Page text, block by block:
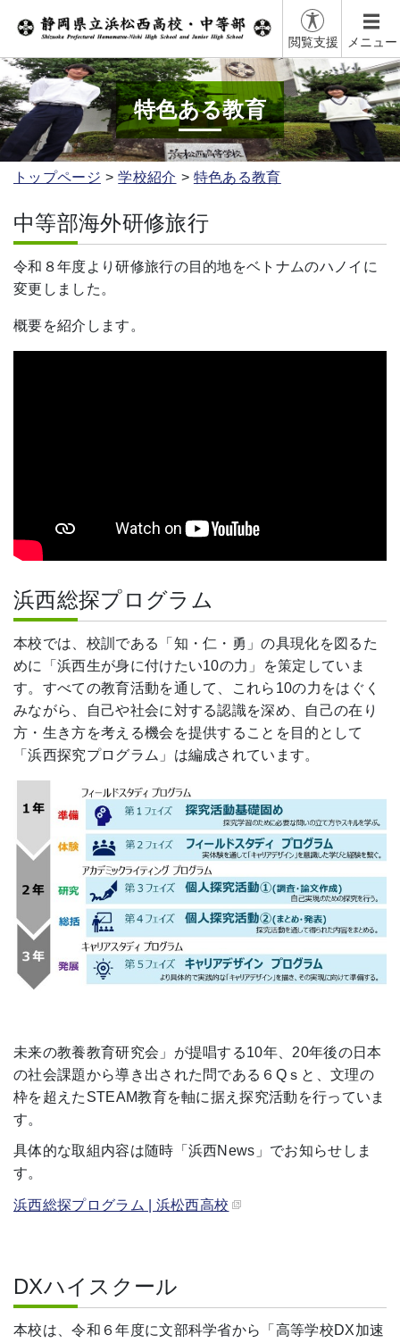
閲覧支援 メニュー
特色ある教育
トップページ 学校紹介 特色ある教育
中等部海外研修旅行
令和８年度より研修旅行の目的地をベトナムのハノイに
変更しました。
概要を紹介します。
浜西総探プログラム
本校では、校訓である「知・仁・勇」の具現化を図るた
めに「浜西生が身に付けたい10の力」を策定していま
す。すべての教育活動を通して、これら10の力をはぐく
みながら、自己や社会に対する認識を深め、自己の在り
方・生き方を考える機会を提供することを目的として
「浜西探究プログラム」は編成されています。
未来の教養教育研究会」が提唱する10年、20年後の日本
の社会課題から導き出された問である６Qｓと、文理の
枠を超えたSTEAM教育を軸に据え探究活動を行っていま
す。
具体的な取組内容は随時「浜西News」でお知らせしま
す。
浜西総探プログラム | 浜松西高校
DXハイスクール
本校は、令和６年度に文部科学省から「高等学校DX加速